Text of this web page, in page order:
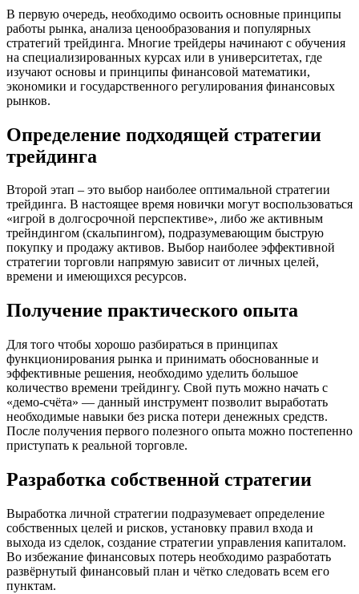
В первую очередь, необходимо освоить основные принципы
работы рынка, анализа ценообразования и популярных
стратегий трейдинга. Многие трейдеры начинают с обучения
на специализированных курсах или в университетах, где
изучают основы и принципы финансовой математики,
экономики и государственного регулирования финансовых
рынков.
Определение подходящей стратегии
трейдинга
Второй этап – это выбор наиболее оптимальной стратегии
трейдинга. В настоящее время новички могут воспользоваться
«игрой в долгосрочной перспективе», либо же активным
трейндингом (скальпингом), подразумевающим быструю
покупку и продажу активов. Выбор наиболее эффективной
стратегии торговли напрямую зависит от личных целей,
времени и имеющихся ресурсов.
Получение практического опыта
Для того чтобы хорошо разбираться в принципах
функционирования рынка и принимать обоснованные и
эффективные решения, необходимо уделить большое
количество времени трейдингу. Свой путь можно начать с
«демо-счёта» — данный инструмент позволит выработать
необходимые навыки без риска потери денежных средств.
После получения первого полезного опыта можно постепенно
приступать к реальной торговле.
Разработка собственной стратегии
Выработка личной стратегии подразумевает определение
собственных целей и рисков, установку правил входа и
выхода из сделок, создание стратегии управления капиталом.
Во избежание финансовых потерь необходимо разработать
развёрнутый финансовый план и чётко следовать всем его
пунктам.